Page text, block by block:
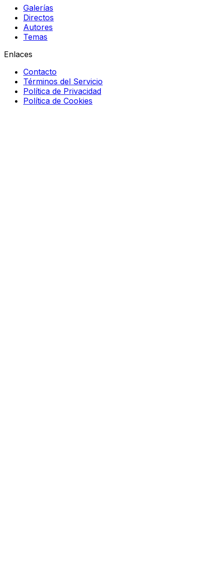
Galerías
Directos
Autores
Temas
Enlaces
Contacto
Términos del Servicio
Política de Privacidad
Política de Cookies